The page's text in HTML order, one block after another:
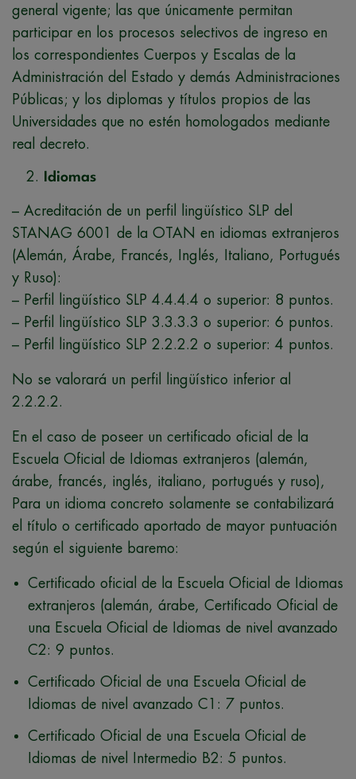
general vigente; las que únicamente permitan
participar en los procesos selectivos de ingreso en
los correspondientes Cuerpos y Escalas de la
Administración del Estado y demás Administraciones
Públicas; y los diplomas y títulos propios de las
Universidades que no estén homologados mediante
real decreto.
Idiomas
– Acreditación de un perfil lingüístico SLP del
STANAG 6001 de la OTAN en idiomas extranjeros
(Alemán, Árabe, Francés, Inglés, Italiano, Portugués
y Ruso):
– Perfil lingüístico SLP 4.4.4.4 o superior: 8 puntos.
– Perfil lingüístico SLP 3.3.3.3 o superior: 6 puntos.
– Perfil lingüístico SLP 2.2.2.2 o superior: 4 puntos.
No se valorará un perfil lingüístico inferior al
2.2.2.2.
En el caso de poseer un certificado oficial de la
Escuela Oficial de Idiomas extranjeros (alemán,
árabe, francés, inglés, italiano, portugués y ruso),
Para un idioma concreto solamente se contabilizará
el título o certificado aportado de mayor puntuación
según el siguiente baremo:
Certificado oficial de la Escuela Oficial de Idiomas
extranjeros (alemán, árabe, Certificado Oficial de
una Escuela Oficial de Idiomas de nivel avanzado
C2: 9 puntos.
Certificado Oficial de una Escuela Oficial de
Idiomas de nivel avanzado C1: 7 puntos.
Certificado Oficial de una Escuela Oficial de
Idiomas de nivel Intermedio B2: 5 puntos.